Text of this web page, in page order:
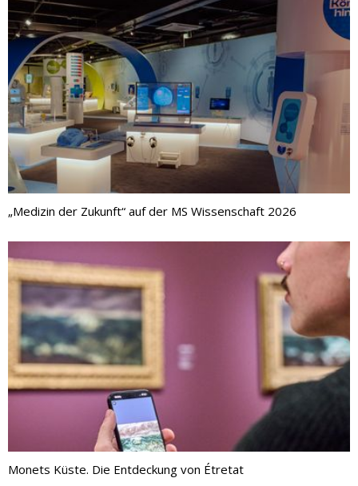
„Medizin der Zukunft“ auf der MS Wissenschaft 2026
Monets Küste. Die Entdeckung von Étretat